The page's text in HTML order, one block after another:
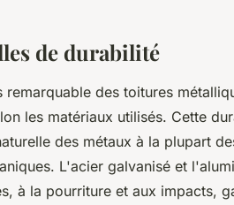
de durabilité
des toitures
les matériaux utilisés. Cette
des métaux à la plupart
L'acier galvanisé et
à la pourriture et aux impacts,